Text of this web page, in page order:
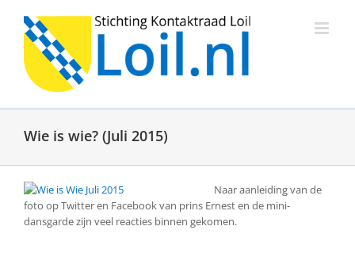
inhoud
Wie is wie? (Juli 2015)
Naar aanleiding van de
foto op Twitter en Facebook van prins Ernest en de mini-
dansgarde zijn veel reacties binnen gekomen.